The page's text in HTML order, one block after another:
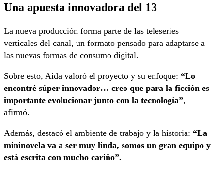
Una apuesta innovadora del 13
La nueva producción forma parte de las teleseries
verticales del canal, un formato pensado para adaptarse a
las nuevas formas de consumo digital.
Sobre esto, Aída valoró el proyecto y su enfoque: “Lo
encontré súper innovador… creo que para la ficción es
importante evolucionar junto con la tecnología”,
afirmó.
Además, destacó el ambiente de trabajo y la historia: “La
mininovela va a ser muy linda, somos un gran equipo y
está escrita con mucho cariño”.